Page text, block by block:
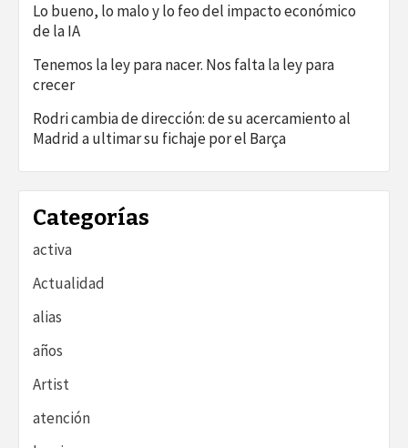
Lo bueno, lo malo y lo feo del impacto económico
de la IA
Tenemos la ley para nacer. Nos falta la ley para
crecer
Rodri cambia de dirección: de su acercamiento al
Madrid a ultimar su fichaje por el Barça
Categorías
activa
Actualidad
alias
años
Artist
atención